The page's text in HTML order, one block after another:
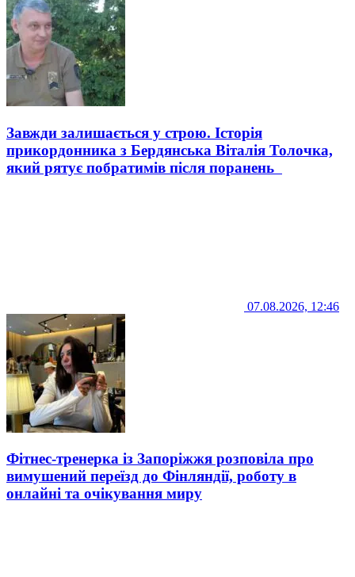
Завжди залишається у строю. Історія
прикордонника з Бердянська Віталія Толочка,
який рятує побратимів після поранень
07.08.2026, 12:46
Фітнес-тренерка із Запоріжжя розповіла про
вимушений переїзд до Фінляндії, роботу в
онлайні та очікування миру